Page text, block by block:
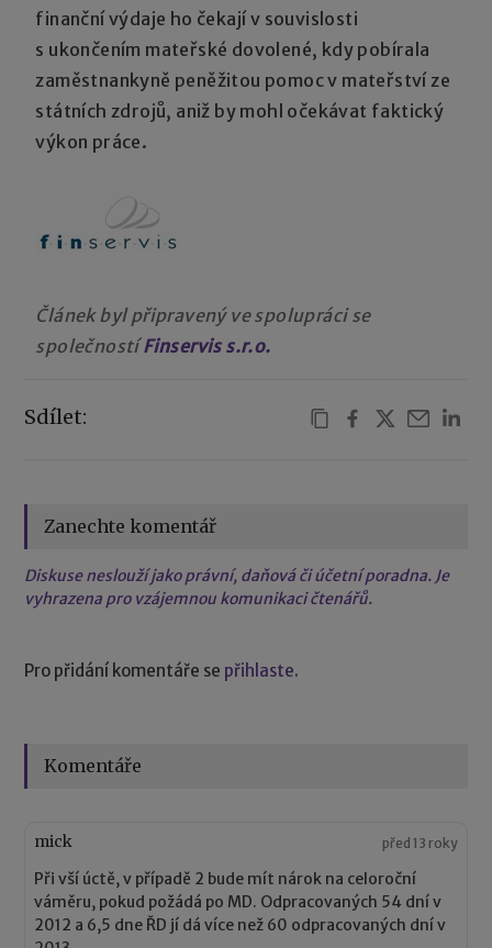
finanční výdaje ho čekají v souvislosti
s ukončením mateřské dovolené, kdy pobírala
zaměstnankyně peněžitou pomoc v mateřství ze
státních zdrojů, aniž by mohl očekávat faktický
výkon práce.
Článek byl připravený ve spolupráci se
společností Finservis s.r.o.
Sdílet:
Zanechte komentář
Diskuse neslouží jako právní, daňová či účetní poradna. Je
vyhrazena pro vzájemnou komunikaci čtenářů.
Pro přidání komentáře se přihlaste.
Komentáře
mick před 13 roky
Při vší úctě, v případě 2 bude mít nárok na celoroční
váměru, pokud požádá po MD. Odpracovaných 54 dní v
2012 a 6,5 dne ŘD jí dá více než 60 odpracovaných dní v